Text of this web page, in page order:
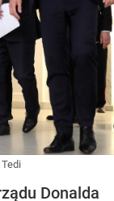
Tedi
Donalda